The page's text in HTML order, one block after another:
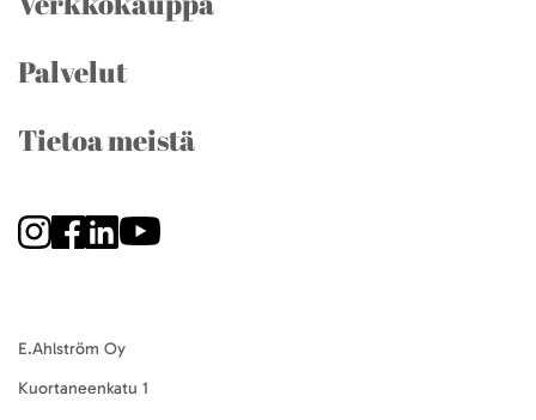
Palvelut
Tietoa meistä
E.Ahlström Oy
Kuortaneenkatu 1